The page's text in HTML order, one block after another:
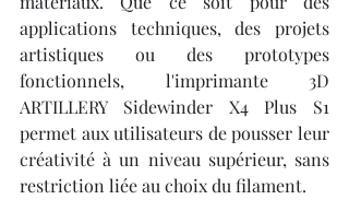
applications techniques, des projets
artistiques ou des prototypes
fonctionnels, l'imprimante 3D
ARTILLERY Sidewinder X4 Plus S1
permet aux utilisateurs de pousser leur
créativité à un niveau supérieur, sans
restriction liée au choix du filament.